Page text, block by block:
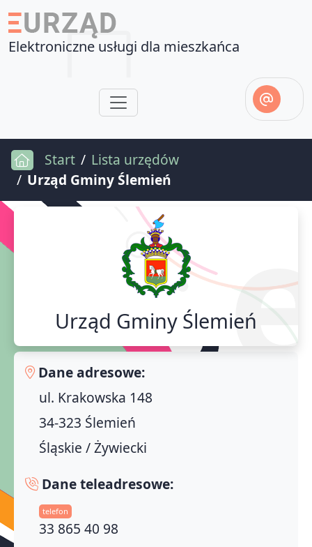
Elektroniczne usługi dla mieszkańca
Start
Lista urzędów
Urząd Gminy Ślemień
Urząd Gminy Ślemień
Dane adresowe:
ul. Krakowska 148
34-323 Ślemień
Śląskie / Żywiecki
Dane teleadresowe:
telefon
33 865 40 98